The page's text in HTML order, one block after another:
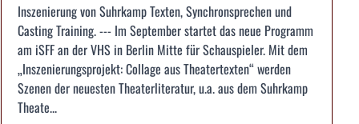
Inszenierung von Suhrkamp Texten, Synchronsprechen und
Casting Training. --- Im September startet das neue Programm
am iSFF an der VHS in Berlin Mitte für Schauspieler. Mit dem
„Inszenierungsprojekt: Collage aus Theatertexten“ werden
Szenen der neuesten Theaterliteratur, u.a. aus dem Suhrkamp
Theate...